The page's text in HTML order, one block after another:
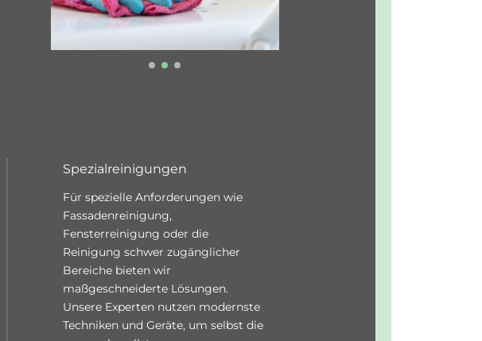
Spezialreinigungen
Für spezielle Anforderungen wie
Fassadenreinigung,
Fensterreinigung oder die
Reinigung schwer zugänglicher
Bereiche bieten wir
maßgeschneiderte Lösungen.
Unsere Experten nutzen modernste
Techniken und Geräte, um selbst die